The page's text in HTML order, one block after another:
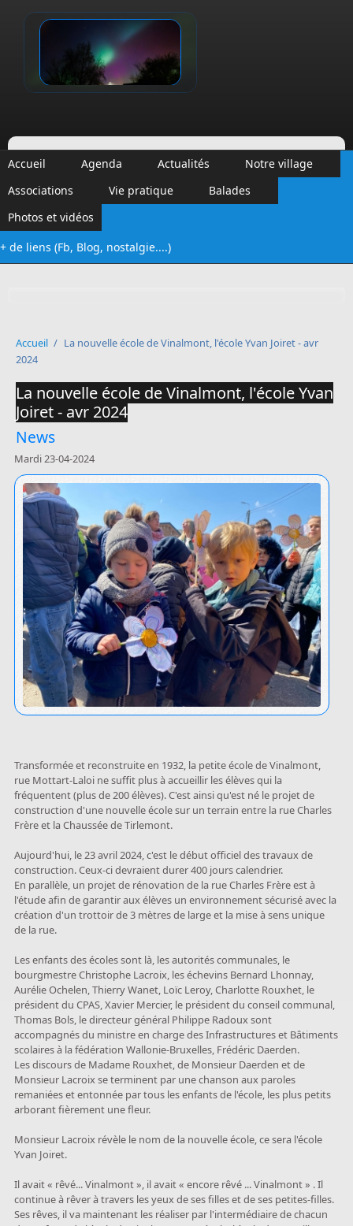
Vinalmont
Accueil Agenda Actualités
Notre village
Associations
Vie pratique
Balades
Photos et vidéos
+ de liens (Fb, Blog, nostalgie....)
Accueil / La nouvelle école de Vinalmont, l'école Yvan Joiret - avr
2024
La nouvelle école de Vinalmont, l'école Yvan
Joiret - avr 2024
News
Mardi 23-04-2024
Transformée et reconstruite en 1932, la petite école de Vinalmont,
rue Mottart-Laloi ne suffit plus à accueillir les élèves qui la
fréquentent (plus de 200 élèves). C'est ainsi qu'est né le projet de
construction d'une nouvelle école sur un terrain entre la rue Charles
Frère et la Chaussée de Tirlemont.
Aujourd'hui, le 23 avril 2024, c'est le début officiel des travaux de
construction. Ceux-ci devraient durer 400 jours calendrier.
En parallèle, un projet de rénovation de la rue Charles Frère est à
l'étude afin de garantir aux élèves un environnement sécurisé avec la
création d'un trottoir de 3 mètres de large et la mise à sens unique
de la rue.
Les enfants des écoles sont là, les autorités communales, le
bourgmestre Christophe Lacroix, les échevins Bernard Lhonnay,
Aurélie Ochelen, Thierry Wanet, Loïc Leroy, Charlotte Rouxhet, le
président du CPAS, Xavier Mercier, le président du conseil communal,
Thomas Bols, le directeur général Philippe Radoux sont
accompagnés du ministre en charge des Infrastructures et Bâtiments
scolaires à la fédération Wallonie-Bruxelles, Frédéric Daerden.
Les discours de Madame Rouxhet, de Monsieur Daerden et de
Monsieur Lacroix se terminent par une chanson aux paroles
remaniées et entonnée par tous les enfants de l'école, les plus petits
arborant fièrement une fleur.
Monsieur Lacroix révèle le nom de la nouvelle école, ce sera l'école
Yvan Joiret.
Il avait « rêvé... Vinalmont », il avait « encore rêvé ... Vinalmont » . Il
continue à rêver à travers les yeux de ses filles et de ses petites-filles.
Ses rêves, il va maintenant les réaliser par l'intermédiaire de chacun